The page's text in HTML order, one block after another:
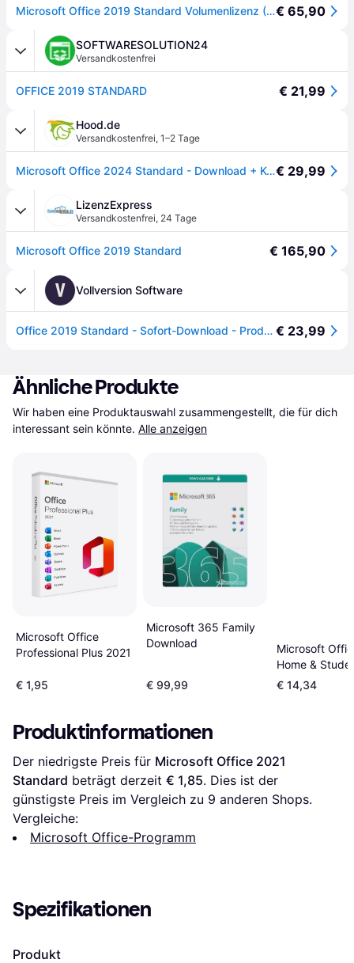
Microsoft Office 2019 Standard Volumenlizenz (MAK) | Sofortdownload + Produktschlüssel€ 65,90
SOFTWARESOLUTION24
Versandkostenfrei
OFFICE 2019 STANDARD € 21,99
Hood.de
Versandkostenfrei, 1–2 Tage
Microsoft Office 2024 Standard - Download + Key - SOFORTversand€ 29,99
LizenzExpress
Versandkostenfrei, 24 Tage
Microsoft Office 2019 Standard € 165,90
V Vollversion Software
Office 2019 Standard - Sofort-Download - Product Key - Blitzversand | Vollversion-Software.de € 23,99
Ähnliche Produkte
Wir haben eine Produktauswahl zusammengestellt, die für dich
interessant sein könnte. Alle anzeigen
Microsoft Office
Professional Plus 2021
€ 1,95
Microsoft 365 Family
Download
€ 99,99
Microsoft
Home &
€ 14,34
Produktinformationen
Der niedrigste Preis für Microsoft Office 2021
Standard beträgt derzeit € 1,85. Dies ist der
günstigste Preis im Vergleich zu 9 anderen Shops.
Vergleiche:
Microsoft Office-Programm
Spezifikationen
Produkt